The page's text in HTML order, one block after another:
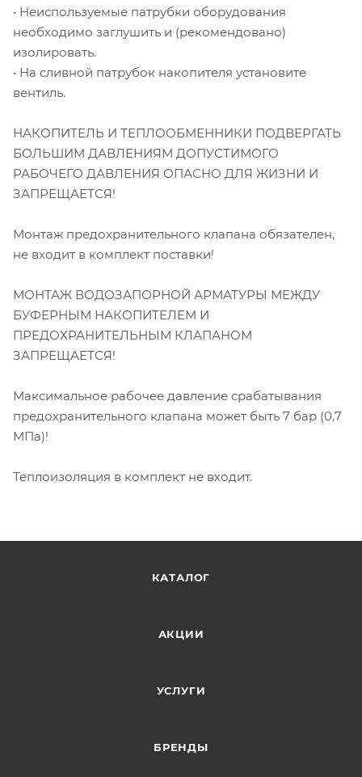
• Неиспользуемые патрубки оборудования
необходимо заглушить и (рекомендовано)
изолировать.
• На сливной патрубок накопителя установите
вентиль.
НАКОПИТЕЛЬ И ТЕПЛООБМЕННИКИ ПОДВЕРГАТЬ
БОЛЬШИМ ДАВЛЕНИЯМ ДОПУСТИМОГО
РАБОЧЕГО ДАВЛЕНИЯ ОПАСНО ДЛЯ ЖИЗНИ И
ЗАПРЕЩАЕТСЯ!
Монтаж предохранительного клапана обязателен,
не входит в комплект поставки!
МОНТАЖ ВОДОЗАПОРНОЙ АРМАТУРЫ МЕЖДУ
БУФЕРНЫМ НАКОПИТЕЛЕМ И
ПРЕДОХРАНИТЕЛЬНЫМ КЛАПАНОМ
ЗАПРЕЩАЕТСЯ!
Максимальное рабочее давление срабатывания
предохранительного клапана может быть 7 бар (0,7
МПа)!
Теплоизоляция в комплект не входит.
КАТАЛОГ
АКЦИИ
УСЛУГИ
БРЕНДЫ